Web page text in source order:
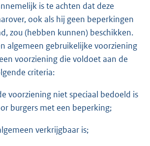
is te achten dat deze
ook als hij geen beperkingen
zou (hebben kunnen) beschikken.
algemeen gebruikelijke voorziening
voorziening die voldoet aan de
criteria:
voorziening niet speciaal bedoeld is
burgers met een beperking;
verkrijgbaar is;